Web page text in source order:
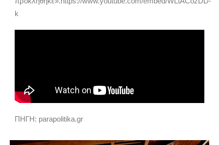
k
ΠΗΓΗ: parapolitika.gr